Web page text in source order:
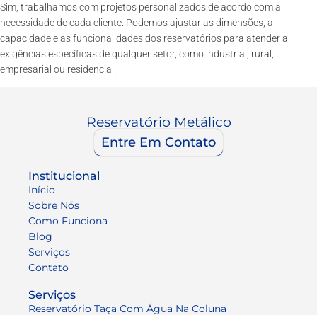
Sim, trabalhamos com projetos personalizados de acordo com a
necessidade de cada cliente. Podemos ajustar as dimensões, a
capacidade e as funcionalidades dos reservatórios para atender a
exigências específicas de qualquer setor, como industrial, rural,
empresarial ou residencial.
Reservatório Metálico
Entre Em Contato
Institucional
Início
Sobre Nós
Como Funciona
Blog
Serviços
Contato
Serviços
Reservatório Taça Com Água Na Coluna